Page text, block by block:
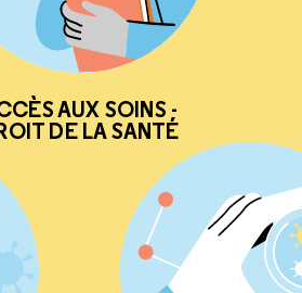
AUX SOINS -
DE LA SANTÉ